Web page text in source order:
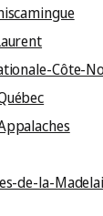
Côte-
de-la-
est
vel
dolor